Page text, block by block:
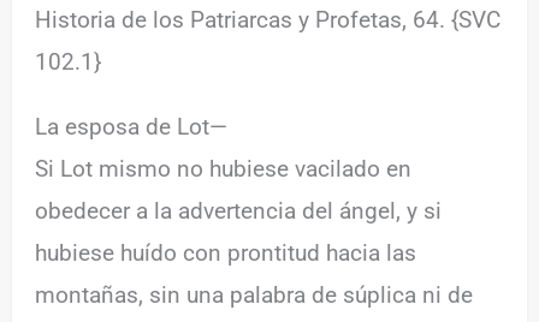
Historia de los Patriarcas y Profetas, 64. {SVC
102.1}
La esposa de Lot—
Si Lot mismo no hubiese vacilado en
obedecer a la advertencia del ángel, y si
hubiese huído con prontitud hacia las
montañas, sin una palabra de súplica ni de